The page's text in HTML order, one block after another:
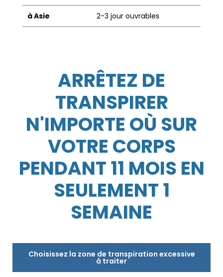
à Asie 2-3 jour ouvrables
ARRÊTEZ DE
TRANSPIRER
N'IMPORTE OÙ SUR
VOTRE CORPS
PENDANT 11 MOIS EN
SEULEMENT 1
SEMAINE
Choisissez la zone de transpiration excessive
à traiter